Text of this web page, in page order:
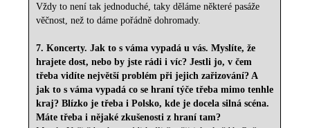
Vždy to není tak jednoduché, taky děláme některé pasáže
věčnost, než to dáme pořádně dohromady.
7. Koncerty. Jak to s váma vypadá u vás. Myslíte, že
hrajete dost, nebo by jste rádi i víc? Jestli jo, v čem
třeba vidíte největší problém při jejich zařizování? A
jak to s váma vypadá co se hraní týče třeba mimo tenhle
kraj? Blízko je třeba i Polsko, kde je docela silná scéna.
Máte třeba i nějaké zkušenosti z hraní tam?